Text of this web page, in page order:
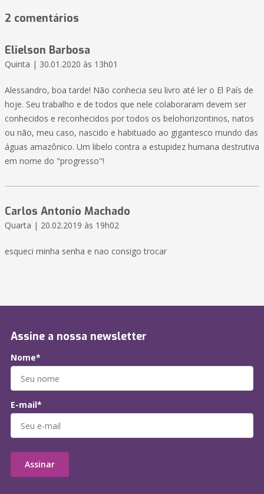
2 comentários
Elielson Barbosa
Quinta | 30.01.2020 às 13h01
Alessandro, boa tarde! Não conhecia seu livro até ler o El País de
hoje. Seu trabalho e de todos que nele colaboraram devem ser
conhecidos e reconhecidos por todos os belohorizontinos, natos
ou não, meu caso, nascido e habituado ao gigantesco mundo das
águas amazônico. Um libelo contra a estupidez humana destrutiva
em nome do "progresso"!
Carlos Antonio Machado
Quarta | 20.02.2019 às 19h02
esqueci minha senha e nao consigo trocar
Assine a nossa newsletter
Nome*
E-mail*
Assinar